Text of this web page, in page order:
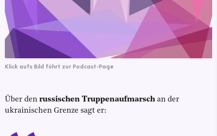
Klick aufs Bild führt zur Podcast-Page
Über den russischen Truppenaufmarsch an der
ukrainischen Grenze sagt er: